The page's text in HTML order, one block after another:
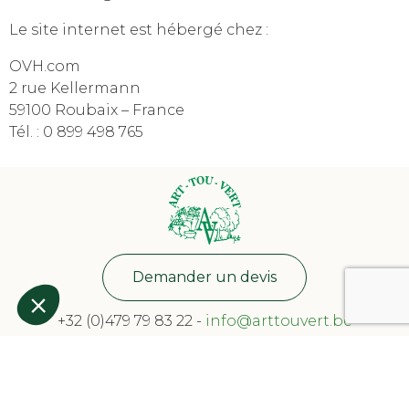
Le site internet est hébergé chez :
OVH.com
2 rue Kellermann
59100 Roubaix – France
Tél. : 0 899 498 765
Demander un devis
+32 (0)479 79 83 22 - info@arttouvert.be